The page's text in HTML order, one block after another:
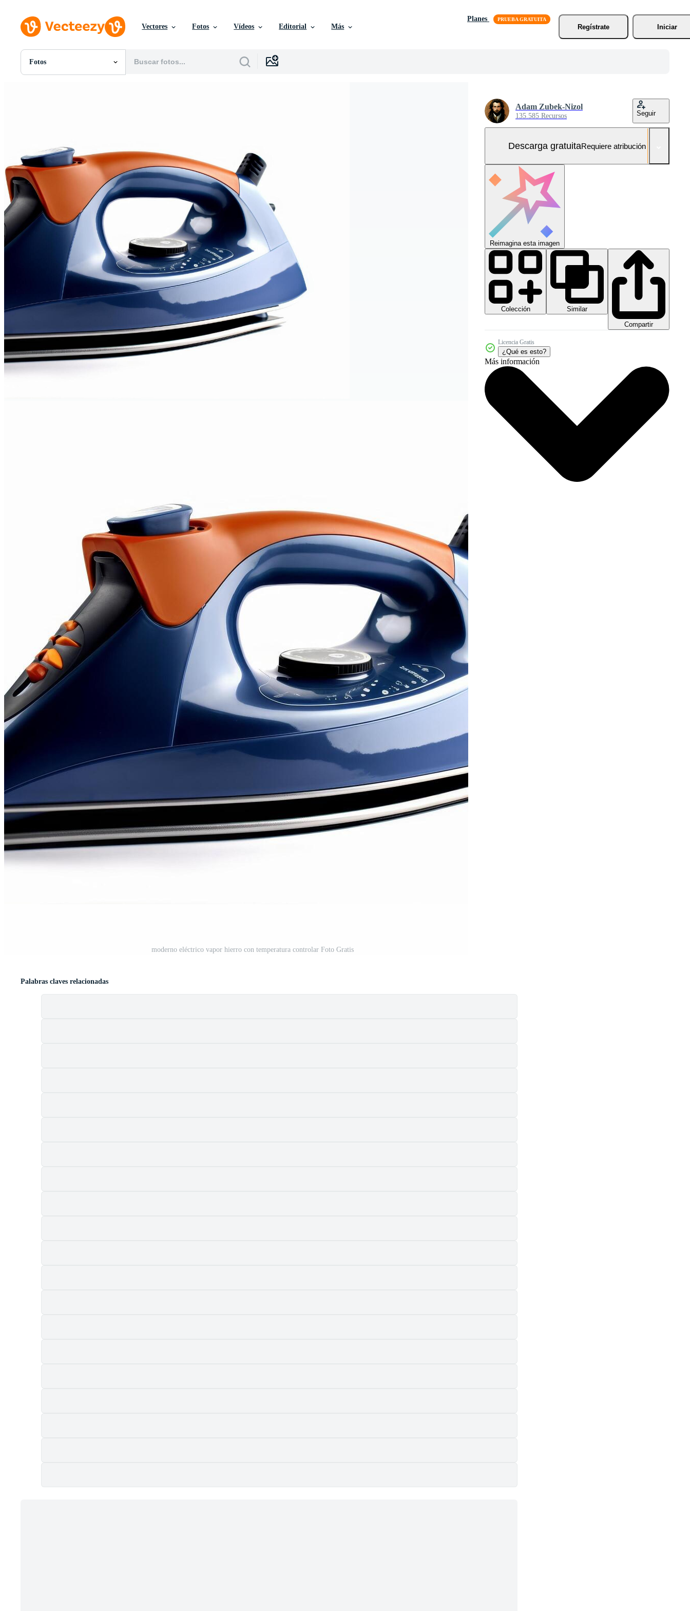
Vectores Fotos Vídeos Editorial Más
Planes
Regístrate
Iniciar
Fotos
Todas Imágenes
Videos
Gráficos en Movimiento
Imágenes Editoriales
moderno eléctrico vapor hierro con temperatura controlar Foto Gratis
Adam Zubek-Nizol
135.585 Recursos Seguir
Descarga gratuitaRequiere atribución
Reimagina esta imagen
Colección
Similar
Compartir
Licencia Gratis
¿Qué es esto?
Más información
Palabras claves relacionadas